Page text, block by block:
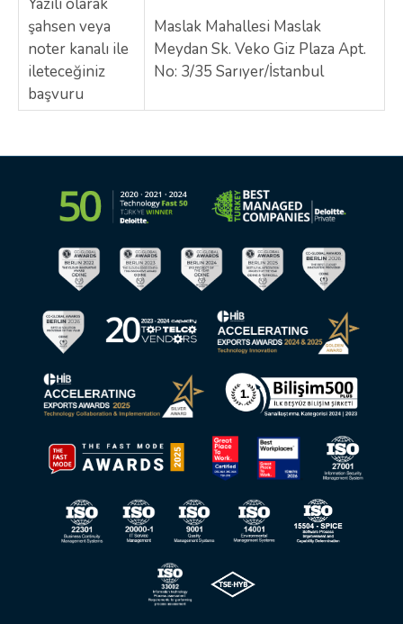
şahsen veya
noter kanalı ile
ileteceğiniz
başvuru
Maslak Mahallesi Maslak
Meydan Sk. Veko Giz Plaza Apt.
No: 3/35 Sarıyer/İstanbul